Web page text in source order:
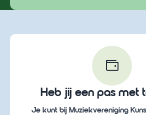
Heb jij een pas met
Je kunt bij Muziekvereniging